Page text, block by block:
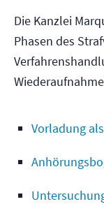
Die Kanzlei
Phasen des
Vorladung